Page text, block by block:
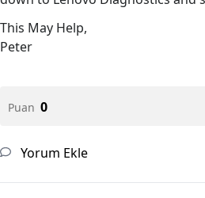
This May Help,
Peter
Puan 0
Yorum Ekle